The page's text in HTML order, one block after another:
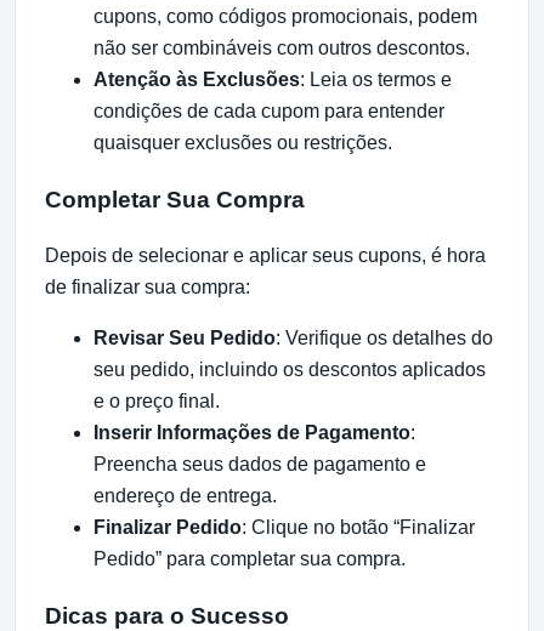
cupons, como códigos promocionais, podem
não ser combináveis com outros descontos.
Atenção às Exclusões: Leia os termos e
condições de cada cupom para entender
quaisquer exclusões ou restrições.
Completar Sua Compra
Depois de selecionar e aplicar seus cupons, é hora
de finalizar sua compra:
Revisar Seu Pedido: Verifique os detalhes do
seu pedido, incluindo os descontos aplicados
e o preço final.
Inserir Informações de Pagamento:
Preencha seus dados de pagamento e
endereço de entrega.
Finalizar Pedido: Clique no botão “Finalizar
Pedido” para completar sua compra.
Dicas para o Sucesso